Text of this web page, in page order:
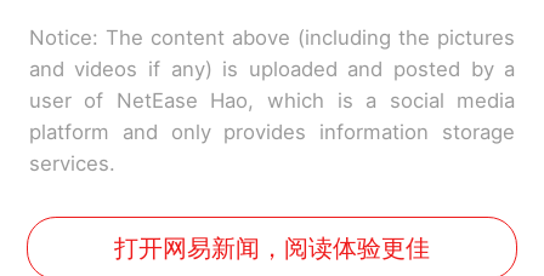
Notice: The content above (including the pictures
and videos if any) is uploaded and posted by a
user of NetEase Hao, which is a social media
platform and only provides information storage
services.
打开网易新闻，阅读体验更佳